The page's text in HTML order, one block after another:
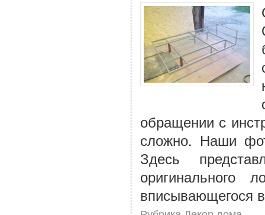
обращении с
сложно. Наши
Здесь
оригинального
вписывающегося